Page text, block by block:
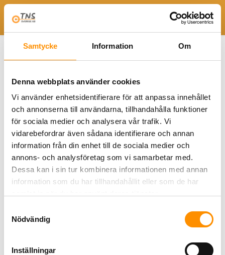
Samtycke Information Om
Denna webbplats använder cookies
Vi använder enhetsidentifierare för att anpassa innehållet
och annonserna till användarna, tillhandahålla funktioner
för sociala medier och analysera vår trafik. Vi
vidarebefordrar även sådana identifierare och annan
information från din enhet till de sociala medier och
annons- och analysföretag som vi samarbetar med.
Dessa kan i sin tur kombinera informationen med annan
information som du har tillhandahållit eller som de har
Nödvändig
Inställningar
Avgasutsug brandstation Fläkt
FläktFUAär utformad för att direkt monteras mot
centralfläkt.FUAär utrustade med lätta aluminium
fläkthjul, som är idealiska för att evakuera avgaser,
lättflyktig rök och damm. Matchade in- och utloppsytor
tillhandahåller, tillsammans med de optimerade
fläkthjul, ett jämnt luftflöde, hög kapacitet och låg
ljudnivå.
Egenskaper och fördelar
Direktmontering
Låg ljudnivå
PRODUKTBLAD